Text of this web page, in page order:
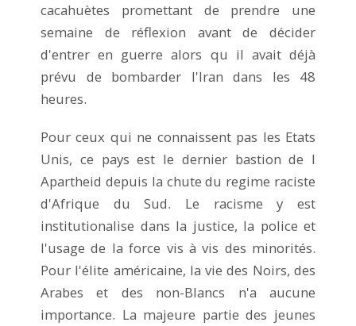
cacahuètes promettant de prendre une
semaine de réflexion avant de décider
d'entrer en guerre alors qu il avait déjà
prévu de bombarder l'Iran dans les 48
heures.
Pour ceux qui ne connaissent pas les Etats
Unis, ce pays est le dernier bastion de l
Apartheid depuis la chute du regime raciste
d'Afrique du Sud. Le racisme y est
institutionalise dans la justice, la police et
l'usage de la force vis à vis des minorités.
Pour l'élite américaine, la vie des Noirs, des
Arabes et des non-Blancs n'a aucune
importance. La majeure partie des jeunes